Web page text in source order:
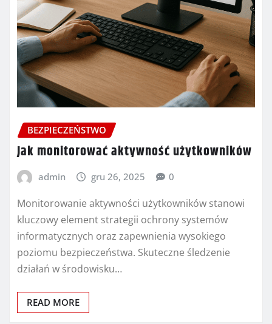
BEZPIECZEŃSTWO
Jak monitorować aktywność użytkowników
admin gru 26, 2025 0
Monitorowanie aktywności użytkowników stanowi
kluczowy element strategii ochrony systemów
informatycznych oraz zapewnienia wysokiego
poziomu bezpieczeństwa. Skuteczne śledzenie
działań w środowisku…
READ MORE